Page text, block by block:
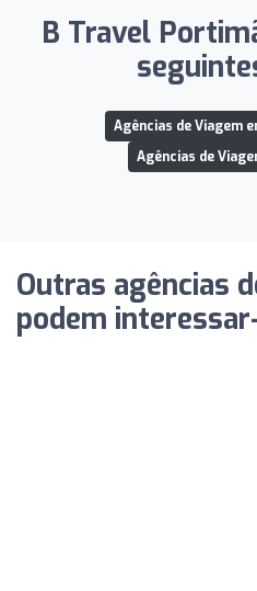
B Travel
Agências de Viagem
Agências de
Outras agências
podem